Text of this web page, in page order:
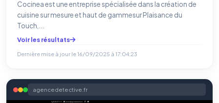
Cocinea est une entreprise spécialisée dans la création de
cuisine sur mesure et haut de gammesur Plaisance du
Touch,...
Voir les résultats
Dernière mise à jour le16/09/2025 à 17:04:23
agencedetective.fr